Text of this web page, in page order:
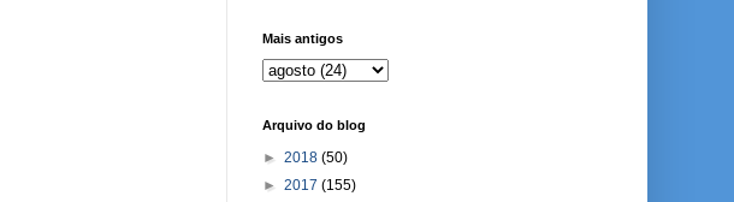
Mais antigos
Arquivo do blog
► 2018 (50)
► 2017 (155)